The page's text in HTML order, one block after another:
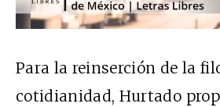
Para la reinserción de la
cotidianidad, Hurtado